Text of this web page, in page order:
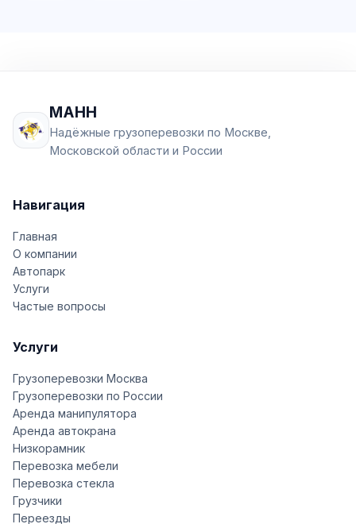
МАНН
Надёжные грузоперевозки по Москве,
Московской области и России
Навигация
Главная
О компании
Автопарк
Услуги
Частые вопросы
Услуги
Грузоперевозки Москва
Грузоперевозки по России
Аренда манипулятора
Аренда автокрана
Низкорамник
Перевозка мебели
Перевозка стекла
Грузчики
Переезды